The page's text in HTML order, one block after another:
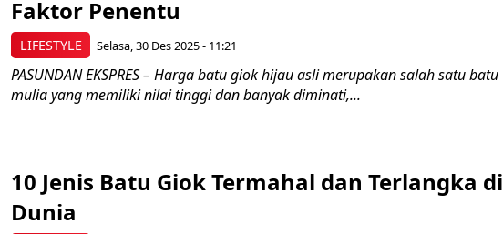
LIFESTYLE
Faktor Penentu
Selasa, 30 Des 2025 - 11:21
PASUNDAN EKSPRES – Harga batu giok hijau asli merupakan salah satu batu
mulia yang memiliki nilai tinggi dan banyak diminati,...
10 Jenis Batu Giok Termahal dan Terlangka di
Dunia